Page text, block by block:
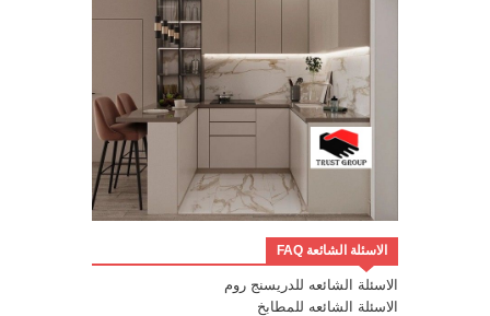
الاسئلة الشائعة FAQ
الاسئلة الشائعه للدريسنج روم
الاسئلة الشائعه للمطابخ